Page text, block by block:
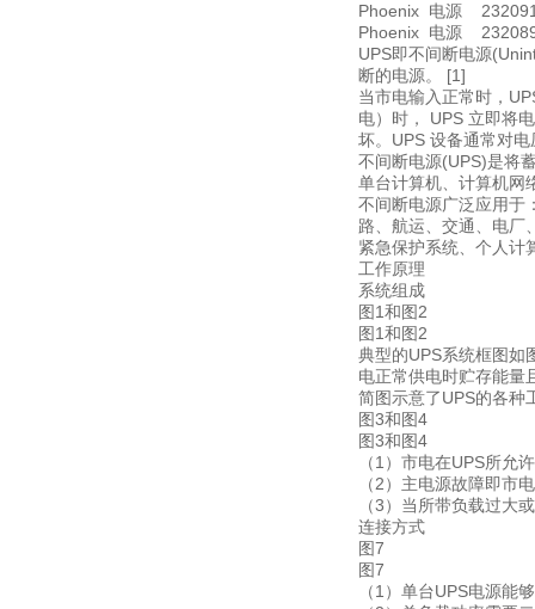
Phoenix 电源
Phoenix 电源
UPS即不间断电源
断的电源。 [1]
当市电输入正常时，
电）时， UPS 立即将
坏。UPS 设备通常对
不间断电源(UPS)是将
单台计算机、计算机网
不间断电源广泛应用于
路、航运、交通、电厂
紧急保护系统、个人计
工作原理
系统组成
图1和图2
图1和图2
典型的UPS系统框图如
电正常供电时贮存能量
简图示意了UPS的各种
图3和图4
图3和图4
（1）市电在UPS所允
（2）主电源故障即市
（3）当所带负载过大
连接方式
图7
图7
（1）单台UPS电源能